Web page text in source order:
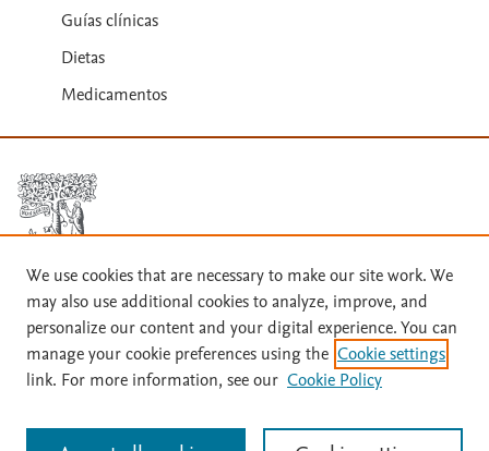
Guías clínicas
Dietas
Medicamentos
Términos y condiciones
Política de privacidad
Copyright ©2026Elsevier España SLU, sus licenciantes y
de texto y datos, entrenamiento de IA y tecnologías similares. Página
We use cookies that are necessary to make our site work. We
may also use additional cookies to analyze, improve, and
personalize our content and your digital experience. You can
manage your cookie preferences using the Cookie settings
link. For more information, see our Cookie Policy